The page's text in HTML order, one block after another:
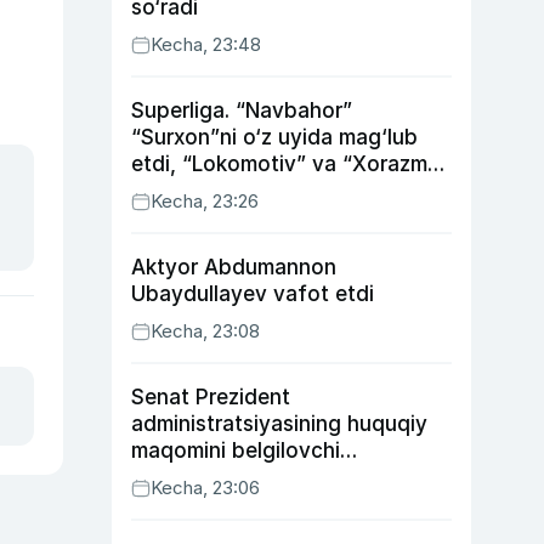
so‘radi
Kecha, 23:48
Superliga. “Navbahor”
“Surxon”ni o‘z uyida mag‘lub
etdi, “Lokomotiv” va “Xorazm”
uyda g‘alaba qozondi
Kecha, 23:26
Aktyor Abdu­mannon
Ubaydullayev vafot etdi
Kecha, 23:08
Senat Prezident
administratsiyasining huquqiy
maqomini belgilovchi
konstitutsiyaviy qonunni
ma’qulladi
Kecha, 23:06